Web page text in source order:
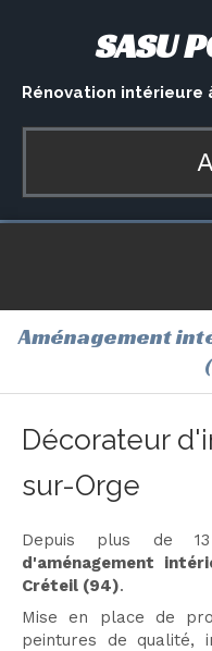
SASU
Rénovation intérieure
Aménagement
Décorateur
sur-Orge
Depuis plus de
d'aménagement
Créteil (94).
Mise en place de
peintures de qualité,